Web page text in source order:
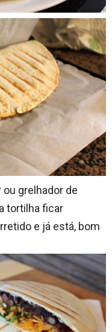
ou grelhador de
tortilha ficar
e já está, bom